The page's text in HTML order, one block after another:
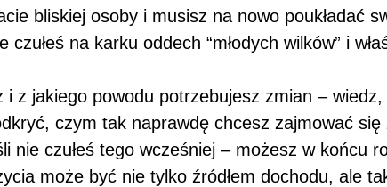
bliskiej osoby i musisz na nowo poukładać
na karku oddech “młodych wilków” i
z jakiego powodu potrzebujesz zmian –
czym tak naprawdę chcesz zajmować
nie czułeś tego wcześniej – możesz w końcu
może być nie tylko źródłem dochodu, ale